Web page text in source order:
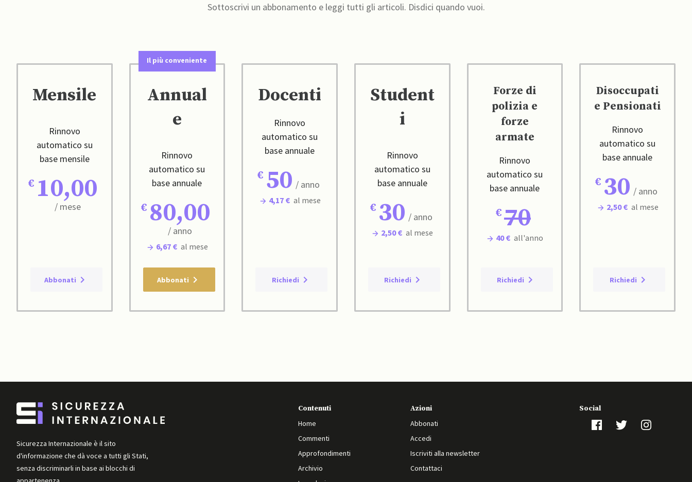
Sottoscrivi un abbonamento e leggi tutti gli articoli. Disdici quando vuoi.
Mensile
Rinnovo
automatico su
base mensile
10,00
/ mese
Abbonati
Il più conveniente
Annual
e
Rinnovo
automatico su
base annuale
80,00
/ anno
6,67 € al mese
Abbonati
Docenti
Rinnovo
automatico su
base annuale
50 / anno
4,17 € al mese
Richiedi
Student
i
Rinnovo
automatico su
base annuale
30 / anno
2,50 € al mese
Richiedi
Forze di
polizia e
forze
armate
Rinnovo
automatico su
base annuale
70
40 € all'anno
Richiedi
Disoccupati
e Pensionati
Rinnovo
automatico su
base annuale
30 / anno
2,50 € al mese
Richiedi
Sicurezza Internazionale è il sito
d'informazione che dà voce a tutti gli Stati,
senza discriminarli in base ai blocchi di
Contenuti
Home
Commenti
Approfondimenti
Archivio
Azioni
Abbonati
Accedi
Iscriviti alla newsletter
Contattaci
Social